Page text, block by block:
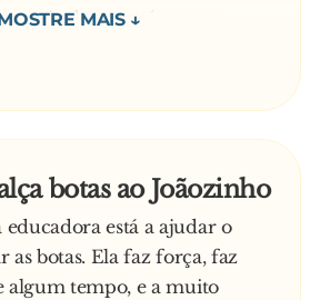
muito bem, está mesmo
umas iguais!
diz a Sofia:
minha ou estás mais
fiz uma pequena dieta agora
depois. Lá se despedem:
tenho de ir, adoro-te!
botas ao Joãozinho
está a ajudar o
as botas. Ela faz força, faz
algum tempo, e a muito